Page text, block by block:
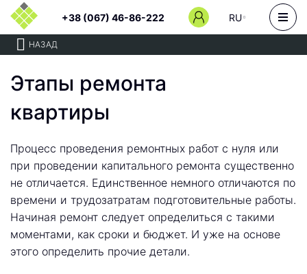
+38 (067) 46-86-222 RU
НАЗАД
Этапы ремонта
квартиры
Процесс проведения ремонтных работ с нуля или
при проведении капитального ремонта существенно
не отличается. Единственное немного отличаются по
времени и трудозатратам подготовительные работы.
Начиная ремонт следует определиться с такими
моментами, как сроки и бюджет. И уже на основе
этого определить прочие детали.